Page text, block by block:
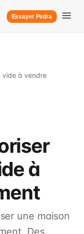
Essayer Pedra
vide à vendre
à
une maison
Des